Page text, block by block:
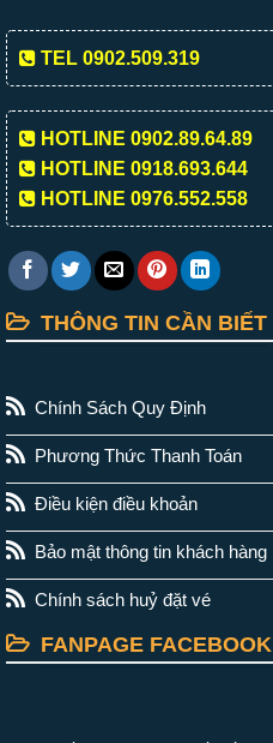
TEL 0902.509.319
HOTLINE 0902.89.64.89
HOTLINE 0918.693.644
HOTLINE 0976.552.558
THÔNG TIN CẦN BIẾT
Chính Sách Quy Định
Phương Thức Thanh Toán
Điều kiện điều khoản
Bảo mật thông tin khách hàng
Chính sách huỷ đặt vé
FANPAGE FACEBOOK